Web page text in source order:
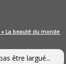
La beauté du monde
être largué...